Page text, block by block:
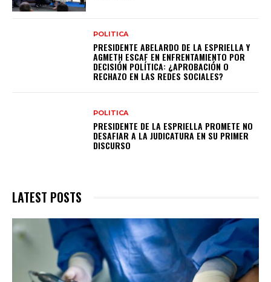
POLITICA
PRESIDENTE ABELARDO DE LA ESPRIELLA Y
AGMETH ESCAF EN ENFRENTAMIENTO POR
DECISIÓN POLÍTICA: ¿APROBACIÓN O
RECHAZO EN LAS REDES SOCIALES?
POLITICA
PRESIDENTE DE LA ESPRIELLA PROMETE NO
DESAFIAR A LA JUDICATURA EN SU PRIMER
DISCURSO
LATEST POSTS